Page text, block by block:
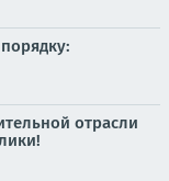
отрасли